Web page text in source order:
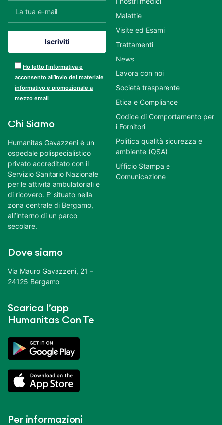
Ho letto l’informativa e
acconsento all’invio del materiale
informativo e promozionale a
mezzo email
Chi Siamo
Humanitas Gavazzeni è un
ospedale polispecialistico
privato accreditato con il
Servizio Sanitario Nazionale
per le attività ambulatoriali e
di ricovero. E’ situato nella
zona centrale di Bergamo,
all’interno di un parco
secolare.
Dove siamo
Via Mauro Gavazzeni, 21 –
24125 Bergamo
Scarica l’app
Humanitas Con Te
Per informazioni
Malattie
Visite ed Esami
Trattamenti
News
Lavora con noi
Società trasparente
Etica e Compliance
Codice di Comportamento per
i Fornitori
Politica qualità sicurezza e
ambiente (QSA)
Ufficio Stampa e
Comunicazione